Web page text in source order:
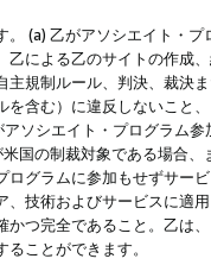
(a) 乙がアソシエイト・
乙による乙のサイトの作成
規制ルール、判決、裁決
含む）に違反しないこと
ソシエイト・プログラム
国の制裁対象である場合
グラムに参加もせずサー
、技術およびサービスに適
かつ完全であること。乙は
ことができます。